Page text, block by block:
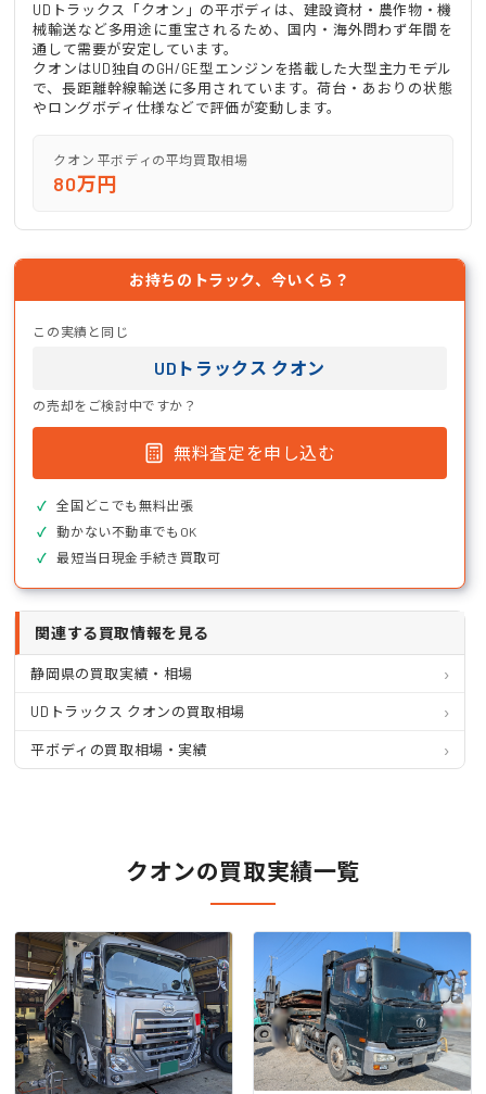
UDトラックス「クオン」の平ボディは、建設資材・農作物・機
械輸送など多用途に重宝されるため、国内・海外問わず年間を
通して需要が安定しています。
クオンはUD独自のGH/GE型エンジンを搭載した大型主力モデル
で、長距離幹線輸送に多用されています。荷台・あおりの状態
やロングボディ仕様などで評価が変動します。
クオン 平ボディの平均買取相場
80万円
お持ちのトラック、今いくら？
この実績と同じ
UDトラックス クオン
の売却をご検討中ですか？
無料査定を申し込む
全国どこでも無料出張
動かない不動車でもOK
最短当日現金手続き買取可
関連する買取情報を見る
静岡県の買取実績・相場
UDトラックス クオンの買取相場
平ボディの買取相場・実績
クオンの買取実績一覧